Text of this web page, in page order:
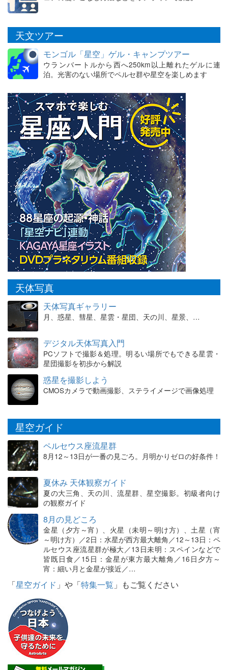
天文ツアー
モンゴル「星空」ゲル・キャンプツアー
ウランバートルから西へ250km以上離れたゲルに連
泊。光害のない場所でペルセ群や星空を楽しめます
天体写真
天体写真ギャラリー
月、惑星、彗星、星雲・星団、天の川、星景、…
デジタル天体写真入門
PCソフトで撮影＆処理。明るい場所でもできる星雲・
星団撮影を初歩から解説
惑星を撮影しよう
CMOSカメラで動画撮影、ステライメージで画像処理
星空ガイド
ペルセウス座流星群
8月12～13日が一番の見ごろ。月明かりゼロの好条件！
夏休み 天体観察ガイド
夏の大三角、天の川、流星群、星空撮影。初級者向け
の観察ガイド
8月の見どころ
金星（夕方～宵）、火星（未明～明け方）、土星（宵
～明け方）／2日：水星が西方最大離角／12～13日：ペ
ルセウス座流星群が極大／13日未明：スペインなどで
皆既日食／15日：金星が東方最大離角／16日夕方～
宵：細い月と金星が接近／…
「星空ガイド 」や「特集一覧 」もご覧ください